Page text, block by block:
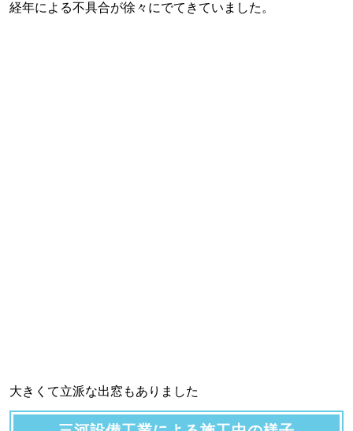
経年による不具合が徐々にでてきていました。
大きくて立派な出窓もありました